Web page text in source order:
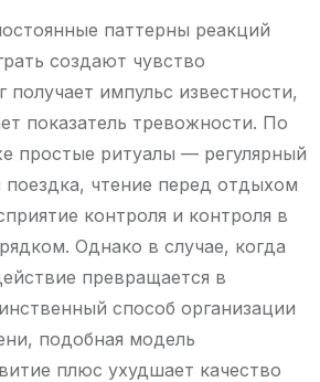
паттерны реакций
создают чувство
получает импульс известности,
показатель тревожности. По
простые ритуалы — регулярный
поездка, чтение перед отдыхом
контроля и контроля в
Однако в случае, когда
превращается в
способ организации
подобная модель
плюс ухудшает качество